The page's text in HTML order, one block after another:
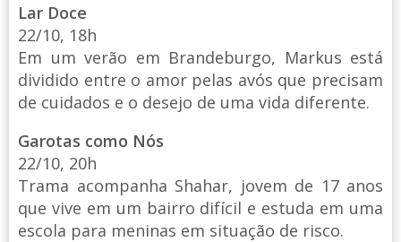
Lar Doce
22/10, 18h
Em um verão em Brandeburgo, Markus está
dividido entre o amor pelas avós que precisam
de cuidados e o desejo de uma vida diferente.
Garotas como Nós
22/10, 20h
Trama acompanha Shahar, jovem de 17 anos
que vive em um bairro difícil e estuda em uma
escola para meninas em situação de risco.